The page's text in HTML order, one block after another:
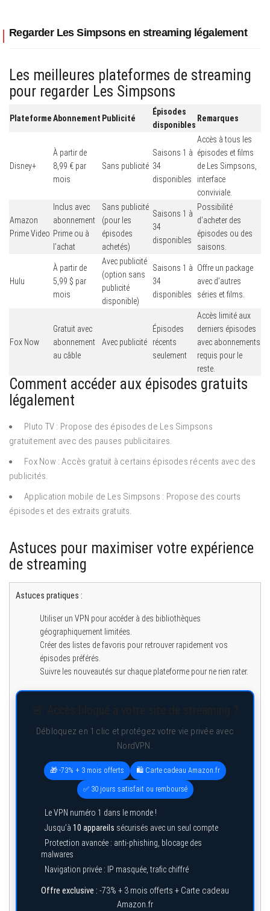
Regarder Les Simpsons en streaming légalement
Les meilleures plateformes de streaming
pour regarder Les Simpsons
PlateformeAbonnement Publicité
Épisodes
disponibles
Remarques
Disney+
À partir de
8,99 € par
mois
Sans publicité
Saisons 1 à
34
disponibles
Accès à tous les
épisodes et films
de Les Simpsons,
interface
conviviale.
Amazon
Prime Video
Inclus avec
abonnement
Prime ou à
l’achat
Sans publicité
(pour les
épisodes
achetés)
Saisons 1 à
34
disponibles
Possibilité
d’acheter des
épisodes ou des
saisons.
Hulu
À partir de
5,99 $ par
mois
Avec publicité
(option sans
publicité
disponible)
Saisons 1 à
34
disponibles
Offre un package
avec d’autres
séries et films.
Fox Now
Gratuit avec
abonnement
au câble
Avec publicité
Épisodes
récents
seulement
Accès limité aux
derniers épisodes
avec abonnements
requis pour le
reste.
Comment accéder aux épisodes gratuits
légalement
Pluto TV : Propose des épisodes de Les Simpsons
gratuitement avec des pauses publicitaires.
Fox Now : Accès gratuit à certains épisodes récents avec des
publicités.
Application mobile de Les Simpsons : Propose des courts
épisodes et des extraits gratuits.
Astuces pour maximiser votre expérience
de streaming
Astuces pratiques :
Utiliser un VPN pour accéder à des bibliothèques
géographiquement limitées.
Créer des listes de favoris pour retrouver rapidement vos
épisodes préférés.
Suivre les nouveautés sur chaque plateforme pour ne rien rater.
Débloquez en 1 clic et protégez votre vie privée avec
NordVPN.
🎁 -73% + 3 mois offerts 🛍️ Carte cadeau Amazon.fr
✅ 30 jours satisfait ou remboursé
Le VPN numéro 1 dans le monde !
Jusqu’à 10 appareils sécurisés avec un seul compte
Protection avancée : anti-phishing, blocage des
malwares
Navigation privée : IP masquée, trafic chiffré
Offre exclusive : -73% + 3 mois offerts + Carte cadeau
Amazon.fr